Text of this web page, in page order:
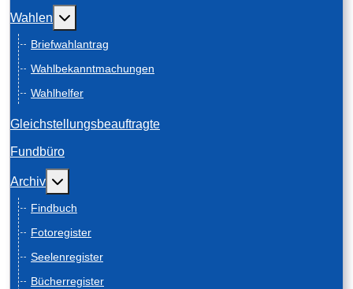
Wahlen Weitere Informationen: Wahlen
Briefwahlantrag
Wahlbekanntmachungen
Wahlhelfer
Gleichstellungsbeauftragte
Fundbüro
Archiv Weitere Informationen: Archiv
Findbuch
Fotoregister
Seelenregister
Bücherregister